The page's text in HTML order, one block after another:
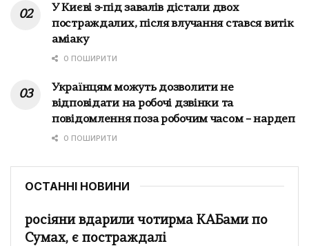
У Києві з-під завалів дістали двох
постраждалих, після влучання стався витік
аміаку
0 ПОШИРИТИ
Українцям можуть дозволити не
відповідати на робочі дзвінки та
повідомлення поза робочим часом – нардеп
0 ПОШИРИТИ
ОСТАННІ НОВИНИ
росіяни вдарили чотирма КАБами по
Сумах, є постраждалі